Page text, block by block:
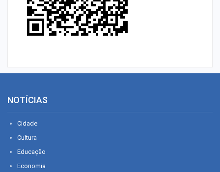
NOTÍCIAS
Cidade
Cultura
Educação
Economia